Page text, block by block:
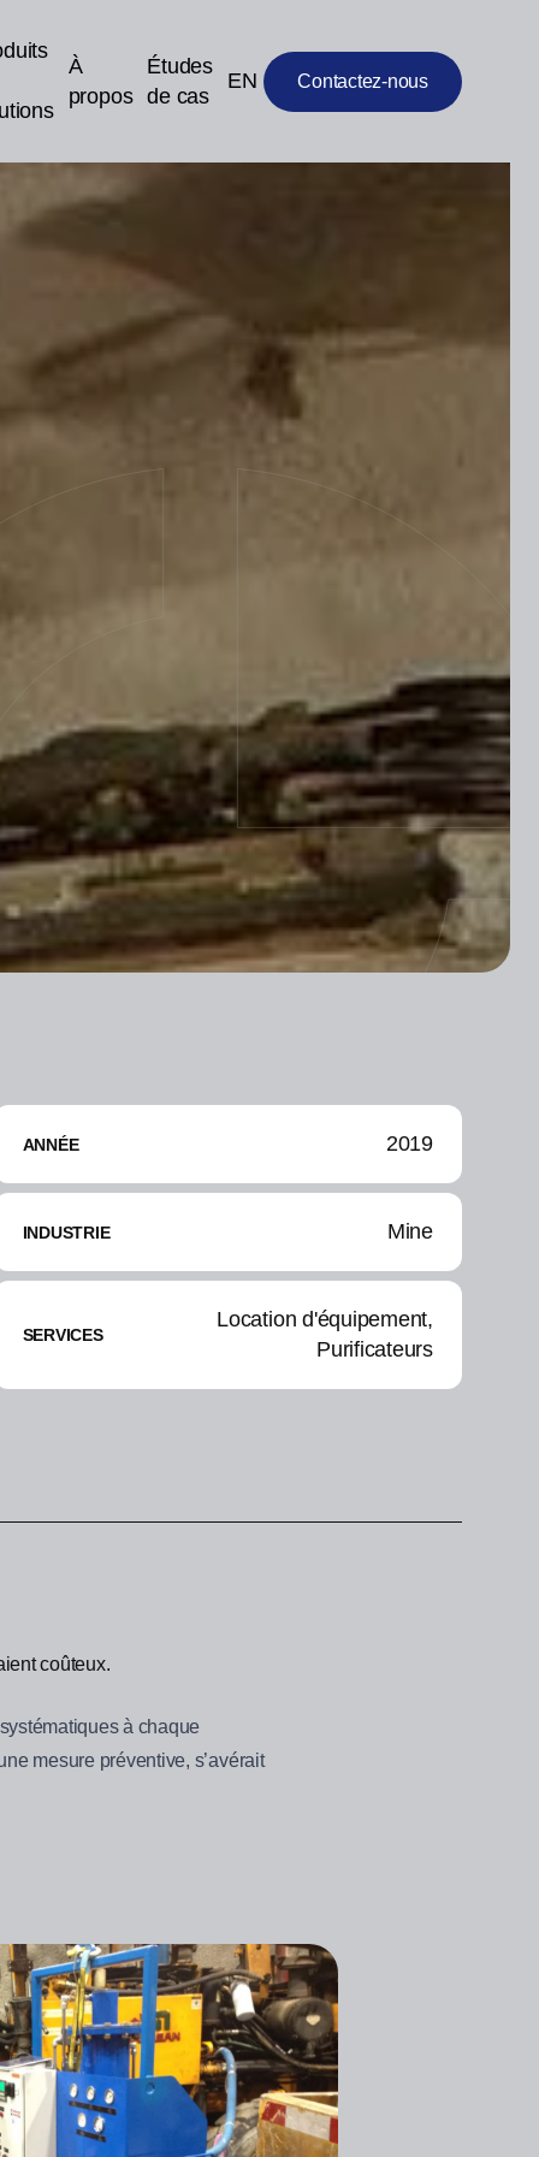
À
propos
Études
de cas
EN Contactez-nous
ANNÉE 2019
INDUSTRIE Mine
SERVICES
Location d'équipement,
Purificateurs
coûteux.
à chaque
mesure préventive, s’avérait